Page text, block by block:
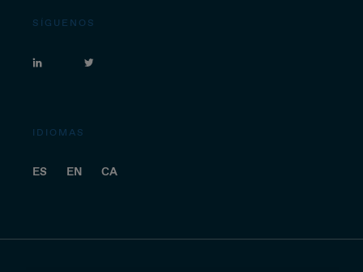
SÍGUENOS
IDIOMAS
ES EN CA